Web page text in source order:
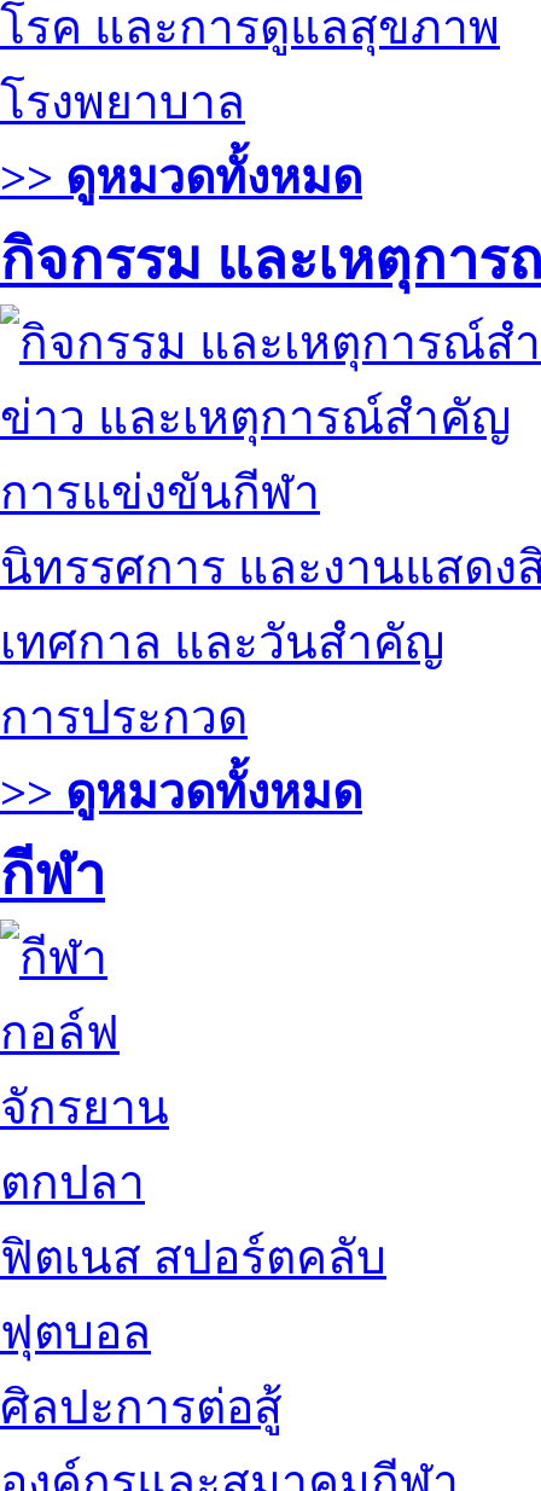
โรค และการดูแลสุขภาพ
โรงพยาบาล
>> ดูหมวดทั้งหมด
กิจกรรม และเหตุกา
ข่าว และเหตุการณ์สำคัญ
การแข่งขันกีฬา
นิทรรศการ และงานแสดง
เทศกาล และวันสำคัญ
การประกวด
>> ดูหมวดทั้งหมด
กีฬา
กอล์ฟ
จักรยาน
ตกปลา
ฟิตเนส สปอร์ตคลับ
ฟุตบอล
ศิลปะการต่อสู้